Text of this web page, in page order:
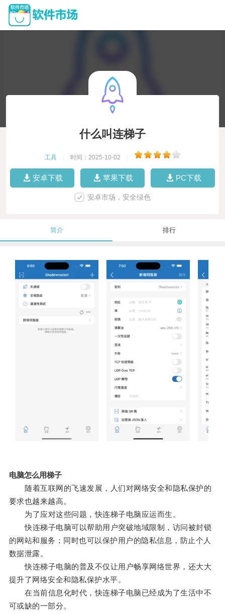
什么叫连梯子
工具 时间：2025-10-02
安卓下载 苹果下载 PC下载
安卓市场，安全绿色
简介 排行
电脑怎么用梯子
随着互联网的飞速发展，人们对网络安全和隐私保护的
要求也越来越高。
为了应对这些问题，快连梯子电脑应运而生。
快连梯子电脑可以帮助用户突破地域限制，访问被封锁
的网站和服务；同时也可以保护用户的隐私信息，防止个人
数据泄露。
快连梯子电脑的普及不仅让用户畅享网络世界，还大大
提升了网络安全和隐私保护水平。
在当前信息化时代，快连梯子电脑已经成为了生活中不
可或缺的一部分。